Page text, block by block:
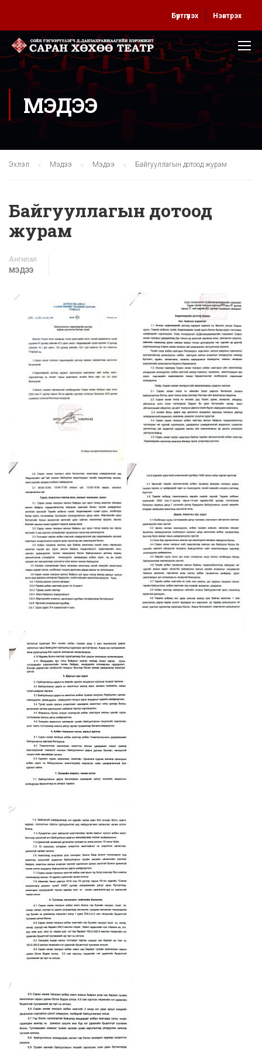
Бүртгүүлэх Нэвтрэх
МЭДЭЭ
Эхлэл Мэдээ Мэдээ Байгууллагын дотоод журам
Байгууллагын дотоод
журам
Ангилал
МЭДЭЭ